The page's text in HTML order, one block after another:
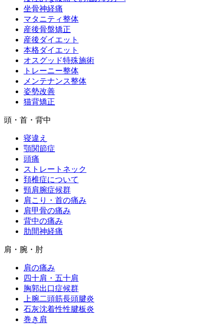
坐骨神経痛
マタニティ整体
産後骨盤矯正
産後ダイエット
本格ダイエット
オスグッド特殊施術
トレーニー整体
メンテナンス整体
姿勢改善
猫背矯正
頭・首・背中
寝違え
顎関節症
頭痛
ストレートネック
頚椎症について
頸肩腕症候群
肩こり・首の痛み
肩甲骨の痛み
背中の痛み
肋間神経痛
肩・腕・肘
肩の痛み
四十肩・五十肩
胸郭出口症候群
上腕二頭筋長頭腱炎
石灰沈着性性腱板炎
巻き肩